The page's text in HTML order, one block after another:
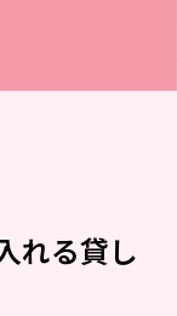
れる貸し